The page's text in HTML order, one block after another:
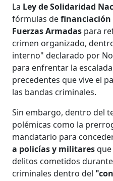
La Ley de Solidaridad
fórmulas definanciación
Fuerzas Armadas para
crimen organizado,
interno" declarado por
para enfrentar la
precedentes que vive el
las bandas criminales.
Sin embargo, dentro del
polémicas como la
mandatario para
a policías y militares
delitos cometidos
criminales dentro del